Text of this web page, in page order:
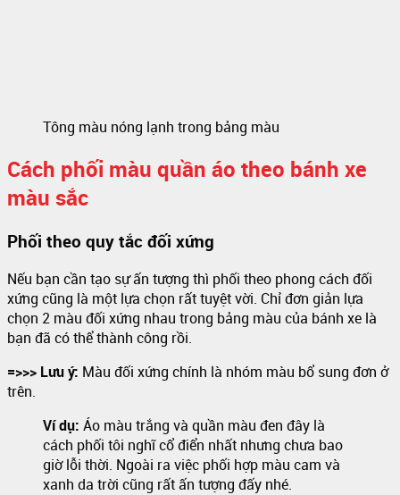
Tông màu nóng lạnh trong bảng màu
Cách phối màu quần áo theo bánh xe
màu sắc
Phối theo quy tắc đối xứng
Nếu bạn cần tạo sự ấn tượng thì phối theo phong cách đối
xứng cũng là một lựa chọn rất tuyệt vời. Chỉ đơn giản lựa
chọn 2 màu đối xứng nhau trong bảng màu của bánh xe là
bạn đã có thể thành công rồi.
=>>> Lưu ý: Màu đối xứng chính là nhóm màu bổ sung đơn ở
trên.
Ví dụ: Áo màu trắng và quần màu đen đây là
cách phối tôi nghĩ cổ điển nhất nhưng chưa bao
giờ lỗi thời. Ngoài ra việc phối hợp màu cam và
xanh da trời cũng rất ấn tượng đấy nhé.